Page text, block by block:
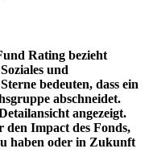
Rating bezieht
und
bedeuten, dass ein
abschneidet.
angezeigt.
Impact des Fonds,
haben oder in Zukunft